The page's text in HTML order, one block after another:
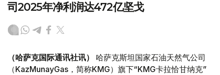
司2025年净利润达472亿坚戈
（哈萨克国际通讯社讯）
哈萨克斯坦国家石油天然气公司
（KazMunayGas，简称KMG）旗下“KMG卡拉恰甘纳克”